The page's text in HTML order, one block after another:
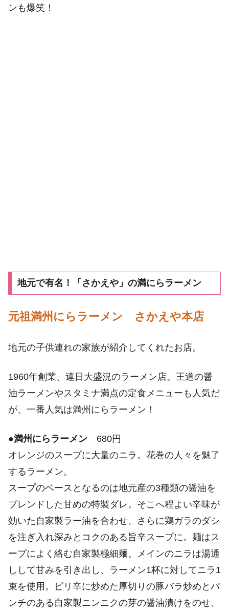
ンも爆笑！
地元で有名！「さかえや」の満にらラーメン
元祖満州にらラーメン さかえや本店
地元の子供連れの家族が紹介してくれたお店。
1960年創業、連日大盛況のラーメン店。王道の醤
油ラーメンやスタミナ満点の定食メニューも人気だ
が、一番人気は満州にらラーメン！
●満州にらラーメン 680円
オレンジのスープに大量のニラ。花巻の人々を魅了
するラーメン。
スープのベースとなるのは地元産の3種類の醤油を
ブレンドした甘めの特製ダレ。そこへ程よい辛味が
効いた自家製ラー油を合わせ、さらに鶏ガラのダシ
を注ぎ入れ深みとコクのある旨辛スープに。麺はス
ープによく絡む自家製極細麺。メインのニラは湯通
しして甘みを引き出し、ラーメン1杯に対してニラ1
束を使用。ピリ辛に炒めた厚切りの豚バラ炒めとパ
ンチのある自家製ニンニクの芽の醤油漬けをのせ、